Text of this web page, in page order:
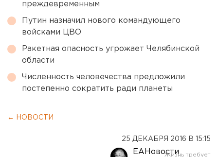
преждевременным
Путин назначил нового командующего
войсками ЦВО
Ракетная опасность угрожает Челябинской
области
Численность человечества предложили
постепенно сократить ради планеты
← НОВОСТИ
25 ДЕКАБРЯ 2016 В 15:15
ЕАНовости